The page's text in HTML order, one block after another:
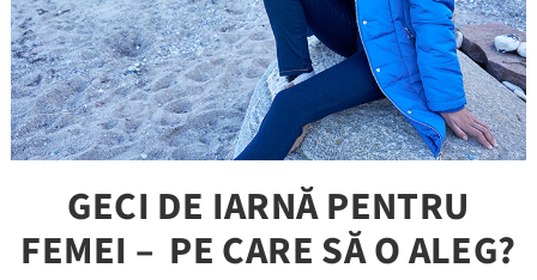
GECI DE IARNĂ PENTRU
FEMEI – PE CARE SĂ O ALEG?